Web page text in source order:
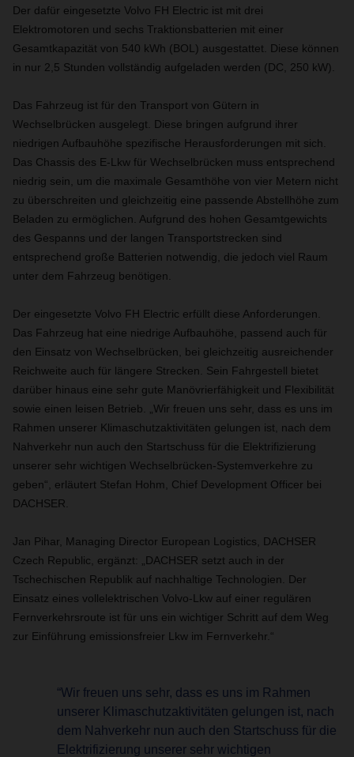
Der dafür eingesetzte Volvo FH Electric ist mit drei
Elektromotoren und sechs Traktionsbatterien mit einer
Gesamtkapazität von 540 kWh (BOL) ausgestattet. Diese können
in nur 2,5 Stunden vollständig aufgeladen werden (DC, 250 kW).
Das Fahrzeug ist für den Transport von Gütern in
Wechselbrücken ausgelegt. Diese bringen aufgrund ihrer
niedrigen Aufbauhöhe spezifische Herausforderungen mit sich.
Das Chassis des E-Lkw für Wechselbrücken muss entsprechend
niedrig sein, um die maximale Gesamthöhe von vier Metern nicht
zu überschreiten und gleichzeitig eine passende Abstellhöhe zum
Beladen zu ermöglichen. Aufgrund des hohen Gesamtgewichts
des Gespanns und der langen Transportstrecken sind
entsprechend große Batterien notwendig, die jedoch viel Raum
unter dem Fahrzeug benötigen.
Der eingesetzte Volvo FH Electric erfüllt diese Anforderungen.
Das Fahrzeug hat eine niedrige Aufbauhöhe, passend auch für
den Einsatz von Wechselbrücken, bei gleichzeitig ausreichender
Reichweite auch für längere Strecken. Sein Fahrgestell bietet
darüber hinaus eine sehr gute Manövrierfähigkeit und Flexibilität
sowie einen leisen Betrieb. „Wir freuen uns sehr, dass es uns im
Rahmen unserer Klimaschutzaktivitäten gelungen ist, nach dem
Nahverkehr nun auch den Startschuss für die Elektrifizierung
unserer sehr wichtigen Wechselbrücken-Systemverkehre zu
geben“, erläutert Stefan Hohm, Chief Development Officer bei
DACHSER.
Jan Pihar, Managing Director European Logistics, DACHSER
Czech Republic, ergänzt: „DACHSER setzt auch in der
Tschechischen Republik auf nachhaltige Technologien. Der
Einsatz eines vollelektrischen Volvo-Lkw auf einer regulären
Fernverkehrsroute ist für uns ein wichtiger Schritt auf dem Weg
zur Einführung emissionsfreier Lkw im Fernverkehr.“
“Wir freuen uns sehr, dass es uns im Rahmen
unserer Klimaschutzaktivitäten gelungen ist, nach
dem Nahverkehr nun auch den Startschuss für die
Elektrifizierung unserer sehr wichtigen